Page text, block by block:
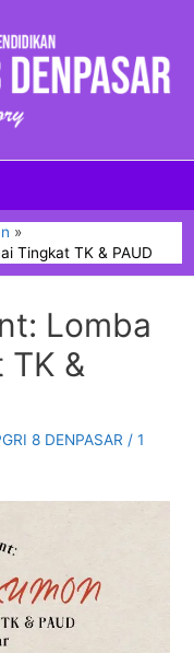
Tingkat TK & PAUD
Lomba
&
8 DENPASAR / 1